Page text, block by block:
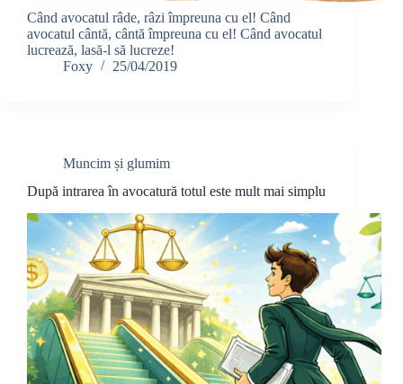
Când avocatul râde, râzi împreuna cu el! Când
avocatul cântă, cântă împreuna cu el! Când avocatul
lucrează, lasă-l să lucreze!
Foxy
25/04/2019
Muncim și glumim
După intrarea în avocatură totul este mult mai simplu